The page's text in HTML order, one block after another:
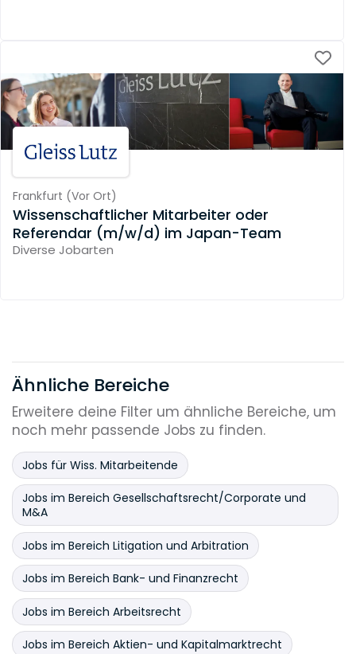
Frankfurt (Vor Ort)
Wissenschaftlicher Mitarbeiter oder
Referendar (m/w/d) im Japan-Team
Diverse Jobarten
Ähnliche Bereiche
Erweitere deine Filter um ähnliche Bereiche, um
noch mehr passende Jobs zu finden.
Jobs für Wiss. Mitarbeitende
Jobs im Bereich Gesellschaftsrecht/Corporate und
M&A
Jobs im Bereich Litigation und Arbitration
Jobs im Bereich Bank- und Finanzrecht
Jobs im Bereich Arbeitsrecht
Jobs im Bereich Aktien- und Kapitalmarktrecht